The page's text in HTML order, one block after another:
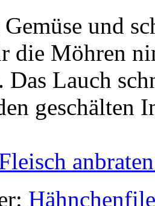
Gemüse und
die Möhren
Das Lauch
geschälten